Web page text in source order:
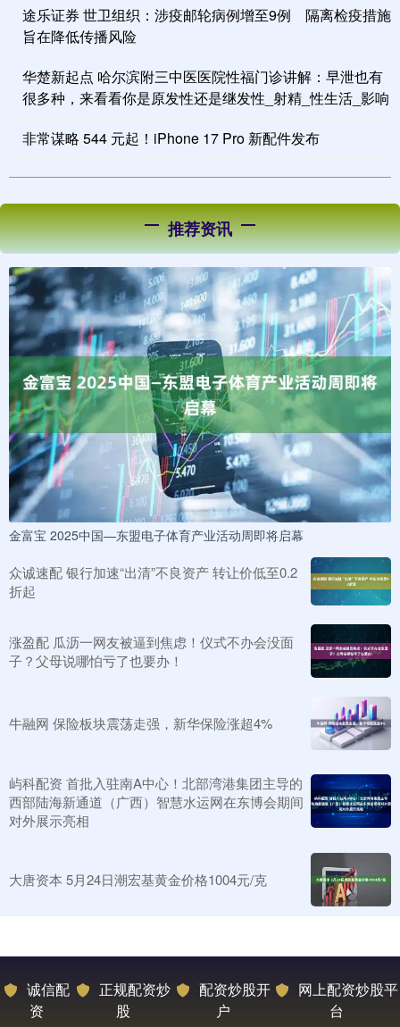
途乐证券 世卫组织：涉疫邮轮病例增至9例 隔离检疫措施
旨在降低传播风险
华楚新起点 哈尔滨附三中医医院性福门诊讲解：早泄也有
很多种，来看看你是原发性还是继发性_射精_性生活_影响
非常谋略 544 元起！iPhone 17 Pro 新配件发布
推荐资讯
金富宝 2025中国—东盟电子体育产业活动周即将启幕
众诚速配 银行加速“出清”不良资产 转让价低至0.2
折起
涨盈配 瓜沥一网友被逼到焦虑！仪式不办会没面
子？父母说哪怕亏了也要办！
牛融网 保险板块震荡走强，新华保险涨超4%
屿科配资 首批入驻南A中心！北部湾港集团主导的
西部陆海新通道（广西）智慧水运网在东博会期间
对外展示亮相
大唐资本 5月24日潮宏基黄金价格1004元/克
诚信配
资
正规配资炒
股
配资炒股开
户
网上配资炒股平
台